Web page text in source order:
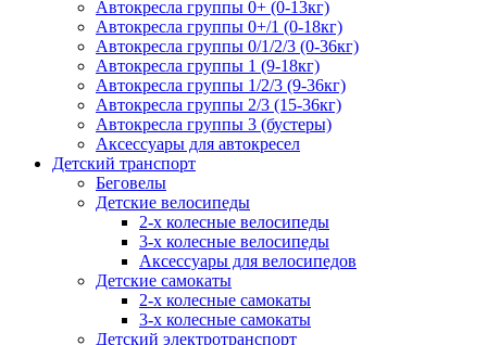
Автокресла группы 0+ (0-13кг)
Автокресла группы 0+/1 (0-18кг)
Автокресла группы 0/1/2/3 (0-36кг)
Автокресла группы 1 (9-18кг)
Автокресла группы 1/2/3 (9-36кг)
Автокресла группы 2/3 (15-36кг)
Автокресла группы 3 (бустеры)
Аксессуары для автокресел
Детский транспорт
Беговелы
Детские велосипеды
2-х колесные велосипеды
3-х колесные велосипеды
Аксессуары для велосипедов
Детские самокаты
2-х колесные самокаты
3-х колесные самокаты
Детский электротранспорт